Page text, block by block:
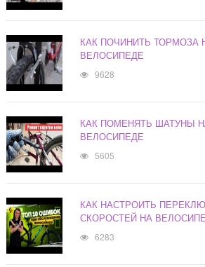
КАК ПОЧИНИТЬ ТОРМОЗА
ВЕЛОСИПЕДЕ
9628
КАК ПОМЕНЯТЬ ШАТУНЫ
ВЕЛОСИПЕДЕ
5605
КАК НАСТРОИТЬ
СКОРОСТЕЙ НА
6283